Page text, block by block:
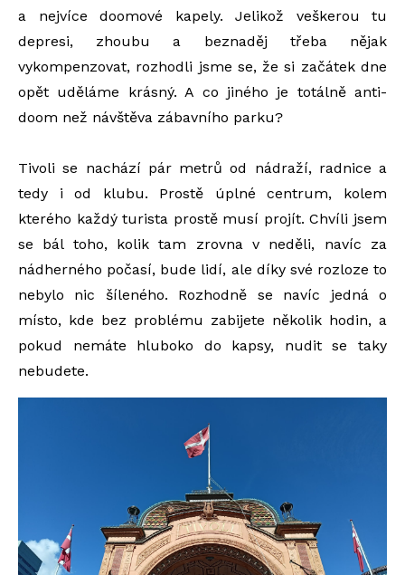
a nejvíce doomové kapely. Jelikož veškerou tu
depresi, zhoubu a beznaděj třeba nějak
vykompenzovat, rozhodli jsme se, že si začátek dne
opět uděláme krásný. A co jiného je totálně anti-
doom než návštěva zábavního parku?
Tivoli se nachází pár metrů od nádraží, radnice a
tedy i od klubu. Prostě úplné centrum, kolem
kterého každý turista prostě musí projít. Chvíli jsem
se bál toho, kolik tam zrovna v neděli, navíc za
nádherného počasí, bude lidí, ale díky své rozloze to
nebylo nic šíleného. Rozhodně se navíc jedná o
místo, kde bez problému zabijete několik hodin, a
pokud nemáte hluboko do kapsy, nudit se taky
nebudete.